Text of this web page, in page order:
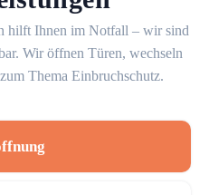
hilft Ihnen im Notfall – wir sind
Wir öffnen Türen, wechseln
Thema Einbruchschutz.